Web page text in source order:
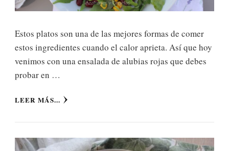
Estos platos son una de las mejores formas de comer
estos ingredientes cuando el calor aprieta. Así que hoy
venimos con una ensalada de alubias rojas que debes
probar en …
LEER MÁS...